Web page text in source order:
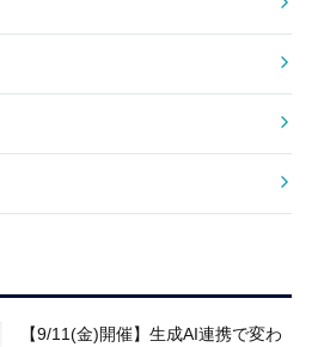
【9/11(金)開催】生成AI連携で変わ